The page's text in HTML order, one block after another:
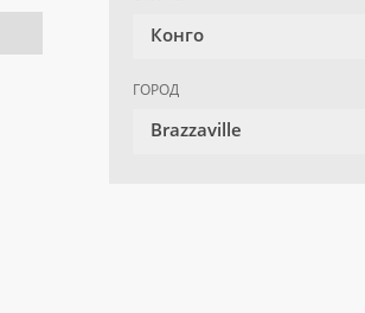
Конго
ГОРОД
Brazzaville